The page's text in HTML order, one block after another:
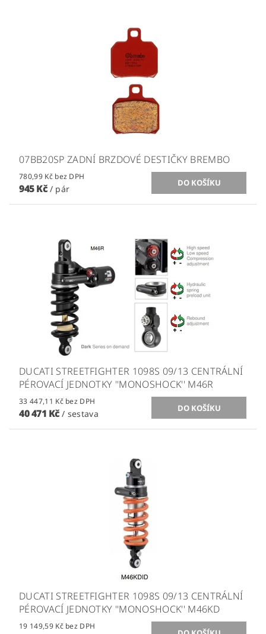
07BB20SP ZADNÍ BRZDOVÉ DESTIČKY BREMBO
780,99 Kč bez DPH
945 Kč / pár
DUCATI STREETFIGHTER 1098S 09/13 CENTRÁLNÍ
PÉROVACÍ JEDNOTKY ''MONOSHOCK'' M46R
33 447,11 Kč bez DPH
40 471 Kč/ sestava
DUCATI STREETFIGHTER 1098S 09/13 CENTRÁLNÍ
PÉROVACÍ JEDNOTKY ''MONOSHOCK'' M46KD
19 149,59 Kč bez DPH